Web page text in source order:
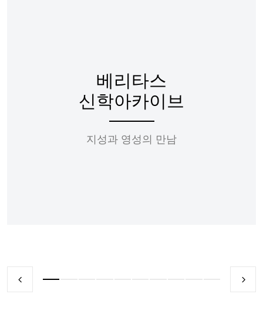
베리타스
신학아카이브
지성과 영성의 만남